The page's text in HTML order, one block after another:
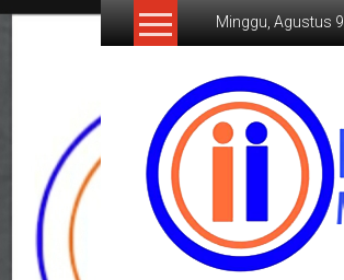
Lompat
Minggu, Agustus
Mitra
Bisnis
Terpercaya